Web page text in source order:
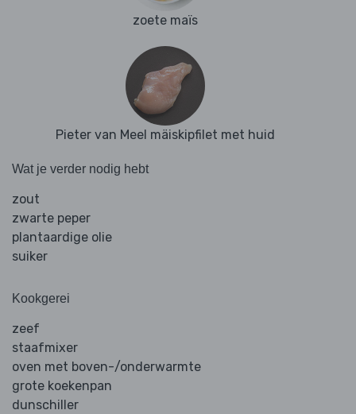
zoete maïs
Pieter van Meel mäiskipfilet met huid
Wat je verder nodig hebt
zout
zwarte peper
plantaardige olie
suiker
Kookgerei
zeef
staafmixer
oven met boven-/onderwarmte
grote koekenpan
dunschiller